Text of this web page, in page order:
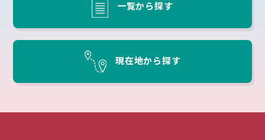
一覧から探す
現在地から探す